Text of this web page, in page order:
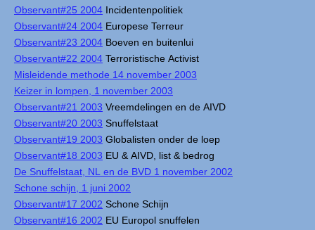
Observant#25 2004 Incidentenpolitiek
Observant#24 2004 Europese Terreur
Observant#23 2004 Boeven en buitenlui
Observant#22 2004 Terroristische Activist
Misleidende methode 14 november 2003
Keizer in lompen, 1 november 2003
Observant#21 2003 Vreemdelingen en de AIVD
Observant#20 2003 Snuffelstaat
Observant#19 2003 Globalisten onder de loep
Observant#18 2003 EU & AIVD, list & bedrog
De Snuffelstaat, NL en de BVD 1 november 2002
Schone schijn, 1 juni 2002
Observant#17 2002 Schone Schijn
Observant#16 2002 EU Europol snuffelen